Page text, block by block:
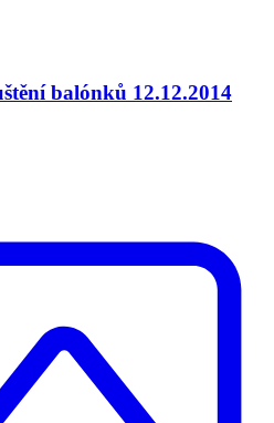
balónků 12.12.2014